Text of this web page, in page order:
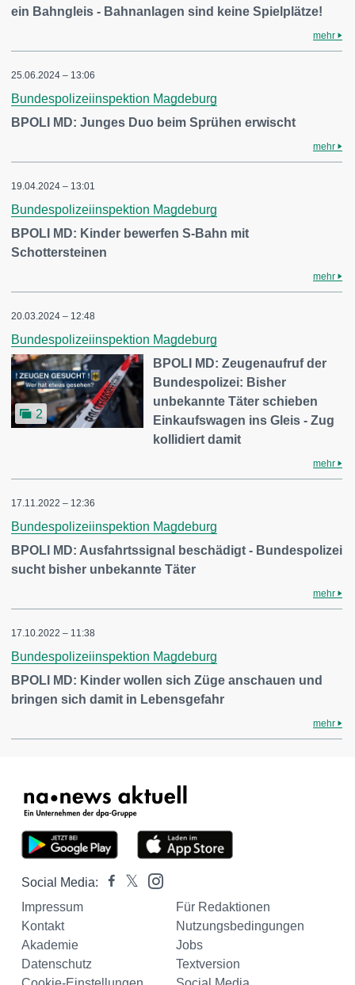
ein Bahngleis - Bahnanlagen sind keine Spielplätze!
mehr
25.06.2024 – 13:06
Bundespolizeiinspektion Magdeburg
BPOLI MD: Junges Duo beim Sprühen erwischt
mehr
19.04.2024 – 13:01
Bundespolizeiinspektion Magdeburg
BPOLI MD: Kinder bewerfen S-Bahn mit
Schottersteinen
mehr
20.03.2024 – 12:48
Bundespolizeiinspektion Magdeburg
2
BPOLI MD: Zeugenaufruf der
Bundespolizei: Bisher
unbekannte Täter schieben
Einkaufswagen ins Gleis - Zug
kollidiert damit
mehr
17.11.2022 – 12:36
Bundespolizeiinspektion Magdeburg
BPOLI MD: Ausfahrtssignal beschädigt - Bundespolizei
sucht bisher unbekannte Täter
mehr
17.10.2022 – 11:38
Bundespolizeiinspektion Magdeburg
BPOLI MD: Kinder wollen sich Züge anschauen und
bringen sich damit in Lebensgefahr
mehr
Social Media:
Impressum
Für Redaktionen
Kontakt
Nutzungsbedingungen
Akademie
Jobs
Datenschutz
Textversion